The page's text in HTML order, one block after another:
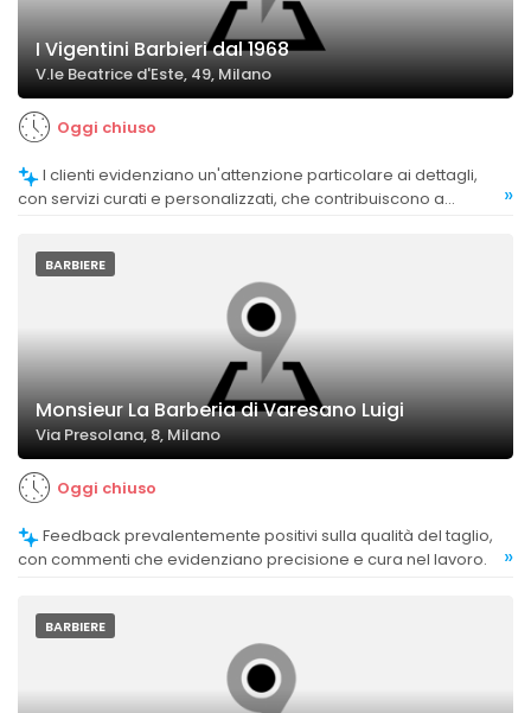
I Vigentini Barbieri dal 1968
V.le Beatrice d'Este, 49, Milano
Oggi chiuso
con servizi curati e personalizzati, che contribuiscono a
»
BARBIERE
Monsieur La Barberia di Varesano Luigi
Via Presolana, 8, Milano
Oggi chiuso
con commenti che evidenziano precisione e cura nel lavoro.
»
BARBIERE